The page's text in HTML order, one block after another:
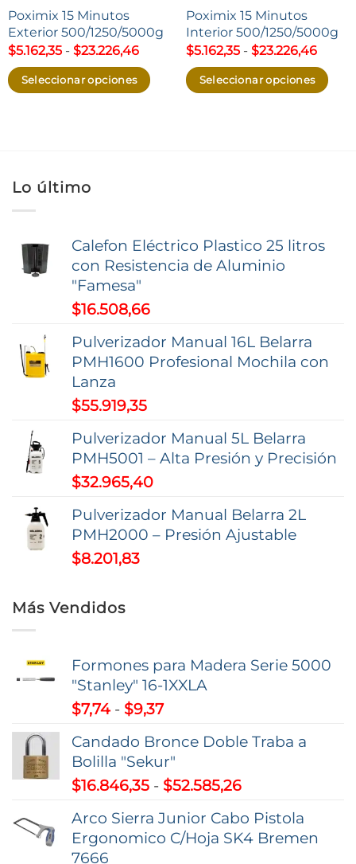
Poximix 15 Minutos
Exterior 500/1250/5000g
$5.162,35 - $23.226,46Rango
precios:
desde
Seleccionar opciones
variantes.
Las
pueden
página
de
Poximix 15 Minutos
Interior 500/1250/5000g
$5.162,35 - $23.226,46
desde
Seleccionar opciones
se
pueden
página
de
Lo último
Calefon Eléctrico Plastico 25 litros
con Resistencia de Aluminio
"Famesa"
$16.508,66
Pulverizador Manual 16L Belarra
PMH1600 Profesional Mochila con
Lanza
$55.919,35
Pulverizador Manual 5L Belarra
PMH5001 – Alta Presión y Precisión
$32.965,40
Pulverizador Manual Belarra 2L
PMH2000 – Presión Ajustable
$8.201,83
Más Vendidos
Formones para Madera Serie 5000
"Stanley" 16-1XXLA
$7,74 - $9,37Rango
precios:
desde
$7,74
$9,37
Candado Bronce Doble Traba a
Bolilla "Sekur"
$16.846,35 - $52.585,26Rango
precios:
desde
Arco Sierra Junior Cabo Pistola
Ergonomico C/Hoja SK4 Bremen
7666